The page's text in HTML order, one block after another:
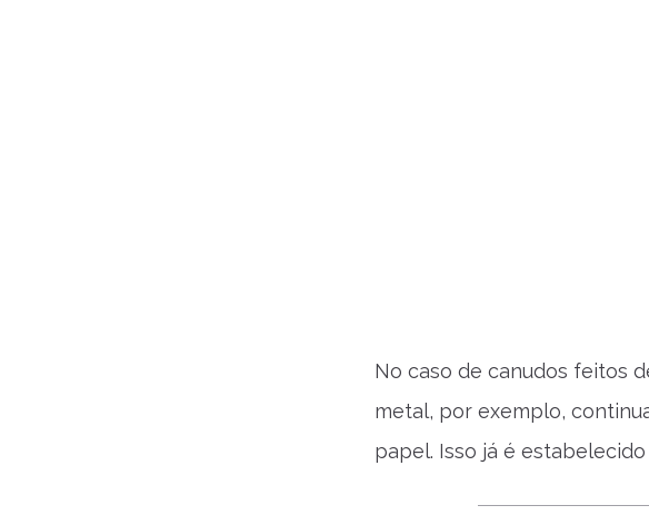
No caso de canudos feitos
metal, por exemplo,
papel. Isso já é